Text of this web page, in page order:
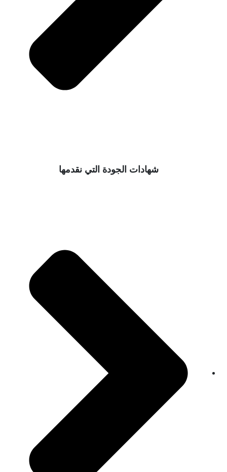
شهادات الجودة التي نقدمها